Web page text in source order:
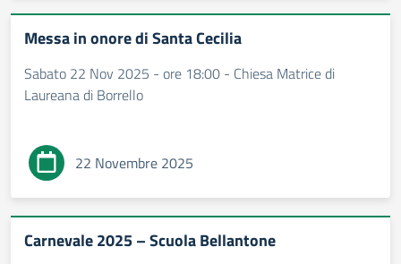
Messa in onore di Santa Cecilia
Sabato 22 Nov 2025 - ore 18:00 - Chiesa Matrice di
Laureana di Borrello
22 Novembre 2025
Carnevale 2025 – Scuola Bellantone